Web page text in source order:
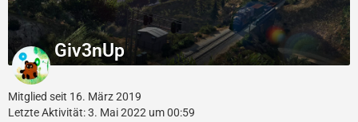
Giv3nUp
Mitglied seit 16. März 2019
Letzte Aktivität:3. Mai 2022 um 00:59